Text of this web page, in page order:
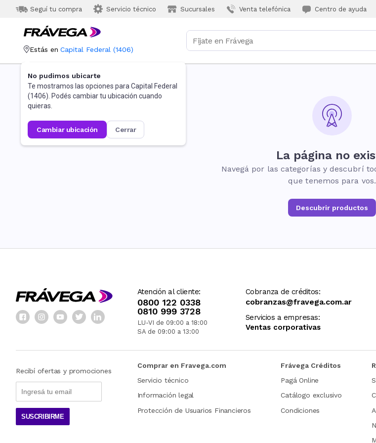
Seguí tu compra Servicio técnico Sucursales Venta telefónica Centro de ayuda
Estás en Capital Federal (1406)
No pudimos ubicarte
Te mostramos las opciones para Capital Federal
(1406). Podés cambiar tu ubicación cuando
quieras.
cambiar ubicación cerrar
La página no
Navegá por las categorías y descubrí
que tenemos para vos.
Descubrir productos
Atención al cliente:
0800 122 0338
0810 999 3728
LU-VI de 09:00 a 18:00
SA de 09:00 a 13:00
Cobranza de créditos:
cobranzas@fravega.com.ar
Servicios a empresas:
Ventas corporativas
Recibí ofertas y promociones
SUSCRIBIRME
Comprar en Fravega.com
Servicio técnico
Información legal
Protección de Usuarios Financieros
Frávega Créditos
Pagá Online
Catálogo exclusivo
Condiciones